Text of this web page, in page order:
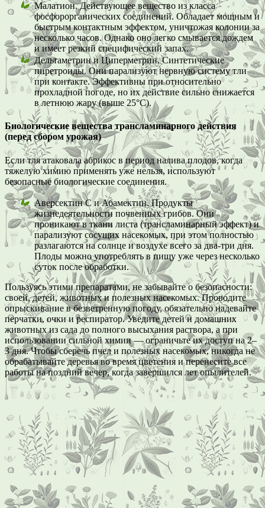
Малатион. Действующее вещество из класса
фосфорорганических соединений. Обладает мощным и
быстрым контактным эффектом, уничтожая колонии за
несколько часов. Однако оно легко смывается дождем
и имеет резкий специфический запах.
Дельтаметрин и Циперметрин. Синтетические
пиретроиды. Они парализуют нервную систему тли
при контакте. Эффективны при относительно
прохладной погоде, но их действие сильно снижается
в летнюю жару (выше 25°C).
Биологические вещества трансламинарного действия
(перед сбором урожая)
Если тля атаковала абрикос в период налива плодов, когда
тяжелую химию применять уже нельзя, используют
безопасные биологические соединения.
Аверсектин С и Абамектин. Продукты
жизнедеятельности почвенных грибов. Они
проникают в ткани листа (трансламинарный эффект) и
парализуют сосущих насекомых, при этом полностью
разлагаются на солнце и воздухе всего за два-три дня.
Плоды можно употреблять в пищу уже через несколько
суток после обработки.
Пользуясь этими препаратами, не забывайте о безопасности:
своей, детей, животных и полезных насекомых. Проводите
опрыскивание в безветренную погоду, обязательно надевайте
перчатки, очки и респиратор. Уведите детей и домашних
животных из сада до полного высыхания раствора, а при
использовании сильной химии — ограничьте их доступ на 2–
3 дня. Чтобы сберечь пчел и полезных насекомых, никогда не
обрабатывайте деревья во время цветения и перенесите все
работы на поздний вечер, когда завершился лет опылителей.